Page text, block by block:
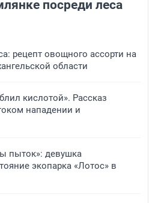
посреди леса
рецепт овощного ассорти на
области
кислотой». Рассказ
нападении и
пыток»: девушка
экопарка «Лотос» в